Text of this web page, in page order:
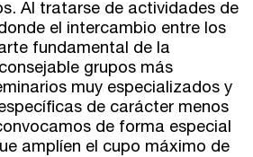
Al tratarse de actividades de
el intercambio entre los
fundamental de la
grupos más
muy especializados y
de carácter menos
de forma especial
amplíen el cupo máximo de